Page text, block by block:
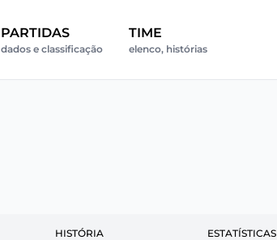
PARTIDAS
dados e classificação
TIME
elenco, histórias
HISTÓRIA ESTATÍSTICAS